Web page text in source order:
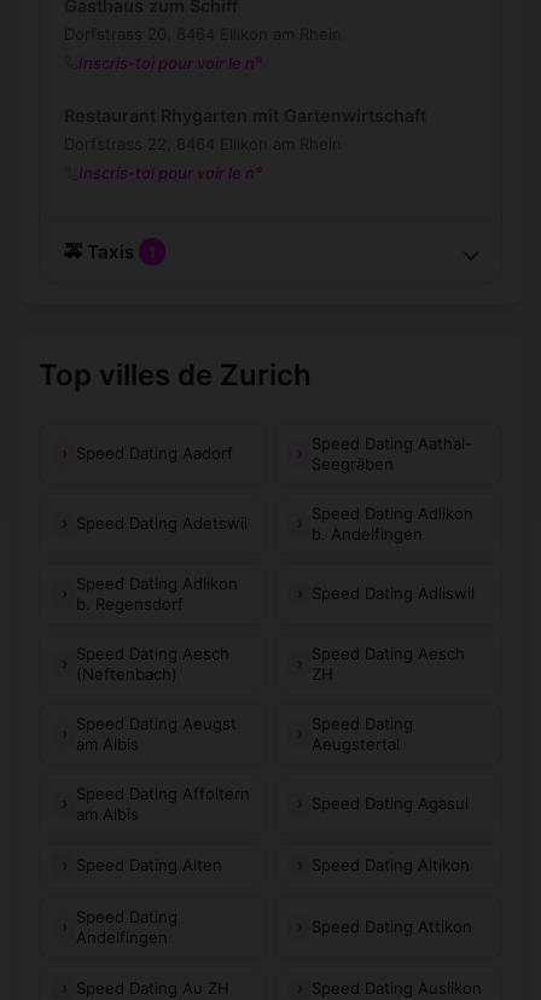
Inscris-toi pour voir le n°
Inscris-toi pour voir le n°
🚕 Taxis 1
Top villes de Zurich
Speed Dating Aadorf
Speed Dating Aathal-
Seegräben
Speed Dating Adetswil
Speed Dating Adlikon
b. Andelfingen
Speed Dating Adlikon
b. Regensdorf
Speed Dating Adliswil
Speed Dating Aesch
(Neftenbach)
Speed Dating Aesch
ZH
Speed Dating Aeugst
am Albis
Speed Dating
Aeugstertal
Speed Dating Affoltern
am Albis
Speed Dating Agasul
Speed Dating Alten Speed Dating Altikon
Speed Dating
Andelfingen
Speed Dating Attikon
Speed Dating Au ZH Speed Dating Auslikon